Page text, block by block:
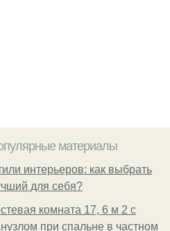
материалы
интерьеров: как выбрать
для себя?
комната 17, 6 м 2 с
при спальне в частном